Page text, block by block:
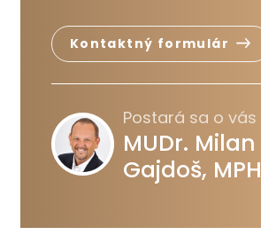
Kontaktný formulár
Postará sa o vás
MUDr. Milan
Gajdoš, MPH